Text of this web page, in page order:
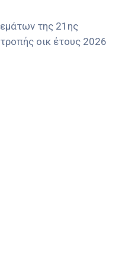
της 21ης
οικ έτους 2026